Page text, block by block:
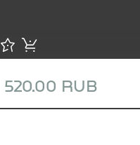
520.00 RUB